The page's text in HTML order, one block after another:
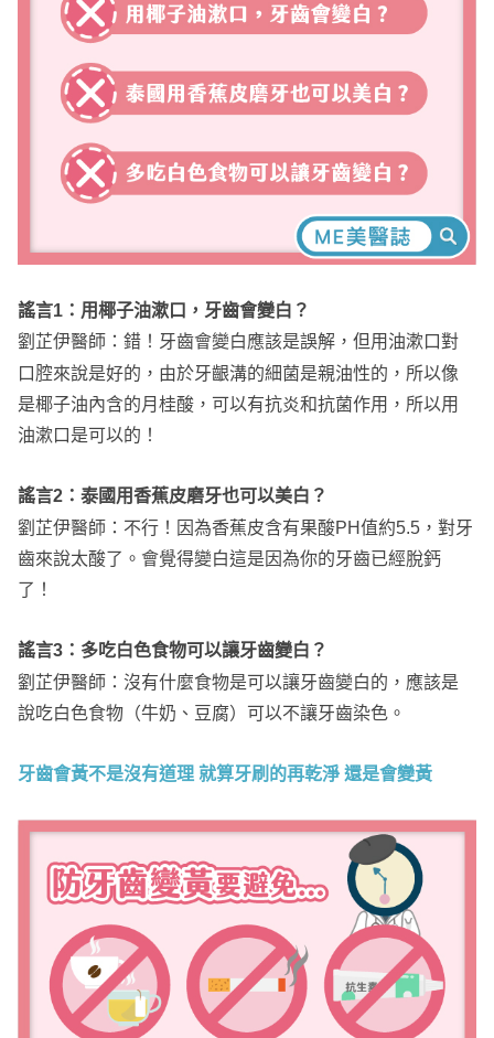
謠言1：用椰子油漱口，牙齒會變白？
劉芷伊醫師：錯！牙齒會變白應該是誤解，但用油漱口對
口腔來說是好的，由於牙齦溝的細菌是親油性的，所以像
是椰子油內含的月桂酸，可以有抗炎和抗菌作用，所以用
油漱口是可以的！
謠言2：泰國用香蕉皮磨牙也可以美白？
劉芷伊醫師：不行！因為香蕉皮含有果酸PH值約5.5，對牙
齒來說太酸了。會覺得變白這是因為你的牙齒已經脫鈣
了！
謠言3：多吃白色食物可以讓牙齒變白？
劉芷伊醫師：沒有什麼食物是可以讓牙齒變白的，應該是
說吃白色食物（牛奶、豆腐）可以不讓牙齒染色。
牙齒會黃不是沒有道理 就算牙刷的再乾淨 還是會變黃